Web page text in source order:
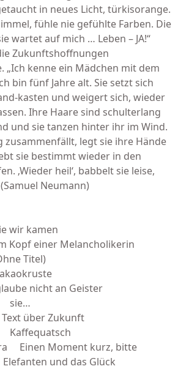
in neues Licht, türkisorange.
fühle nie gefühlte Farben. Die
wartet auf mich … Leben – JA!“
Zukunftshoffnungen
„Ich kenne ein Mädchen mit dem
bin fünf Jahre alt. Sie setzt sich
kasten und weigert sich, wieder
Ihre Haare sind schulterlang
und sie tanzen hinter ihr im Wind.
zusammenfällt, legt sie ihre Hände
sie bestimmt wieder in den
‚Wieder heil‘, babbelt sie leise,
Neumann)
wir kamen
einer Melancholikerin
Titel)
nicht an Geister
sie…
über Zukunft
Einen Moment kurz, bitte
und das Glück